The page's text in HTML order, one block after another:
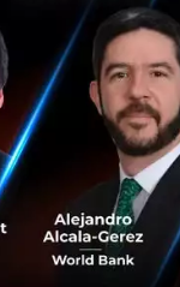
เก่งที่สุดในโลกส
องเขา ‘คนเก่ง’ ไ
วเองทุกวัน ใช้เว